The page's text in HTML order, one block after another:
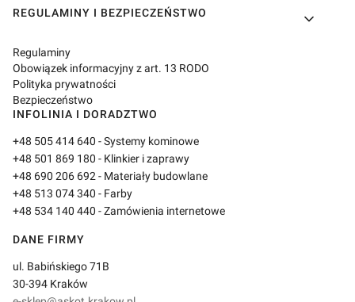
REGULAMINY I BEZPIECZEŃSTWO
Regulaminy
Obowiązek informacyjny z art. 13 RODO
Polityka prywatności
Bezpieczeństwo
INFOLINIA I DORADZTWO
+48 505 414 640 - Systemy kominowe
+48 501 869 180 - Klinkier i zaprawy
+48 690 206 692 - Materiały budowlane
+48 513 074 340 - Farby
+48 534 140 440 - Zamówienia internetowe
DANE FIRMY
ul. Babińskiego 71B
30-394 Kraków